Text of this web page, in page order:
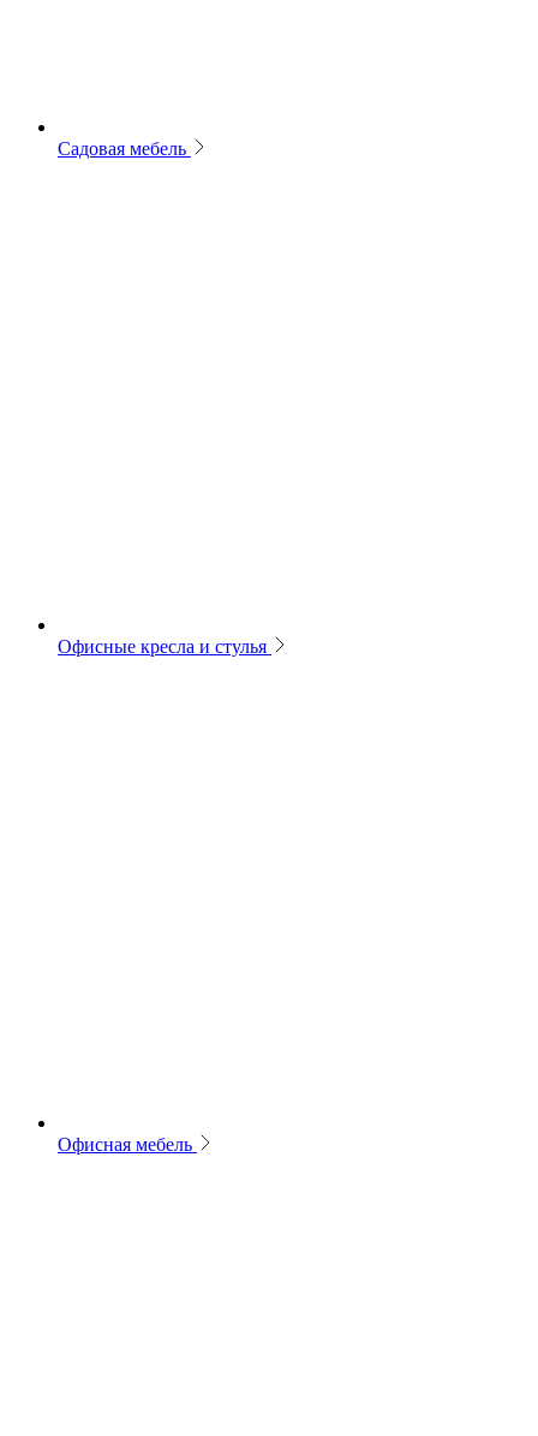
Садовая мебель
Офисные кресла и стулья
Офисная мебель